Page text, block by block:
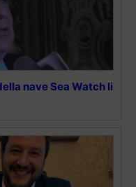
nave Sea Watch li